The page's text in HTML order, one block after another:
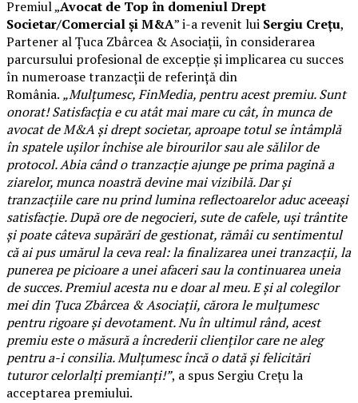
Premiul „Avocat de Top în domeniul Drept
Societar/Comercial și M&A” i-a revenit lui Sergiu Crețu,
Partener al Țuca Zbârcea & Asociații, în considerarea
parcursului profesional de excepție și implicarea cu succes
în numeroase tranzacții de referință din
România. „Mulțumesc, FinMedia, pentru acest premiu. Sunt
onorat! Satisfacția e cu atât mai mare cu cât, în munca de
avocat de M&A și drept societar, aproape totul se întâmplă
în spatele ușilor închise ale birourilor sau ale sălilor de
protocol. Abia când o tranzacție ajunge pe prima pagină a
ziarelor, munca noastră devine mai vizibilă. Dar și
tranzacțiile care nu prind lumina reflectoarelor aduc aceeași
satisfacție. După ore de negocieri, sute de cafele, uși trântite
și poate câteva supărări de gestionat, rămâi cu sentimentul
că ai pus umărul la ceva real: la finalizarea unei tranzacții, la
punerea pe picioare a unei afaceri sau la continuarea uneia
de succes. Premiul acesta nu e doar al meu. E și al colegilor
mei din Țuca Zbârcea & Asociații, cărora le mulțumesc
pentru rigoare și devotament. Nu în ultimul rând, acest
premiu este o măsură a încrederii clienților care ne aleg
pentru a-i consilia. Mulțumesc încă o dată și felicitări
tuturor celorlalți premianți!”, a spus Sergiu Crețu la
acceptarea premiului.